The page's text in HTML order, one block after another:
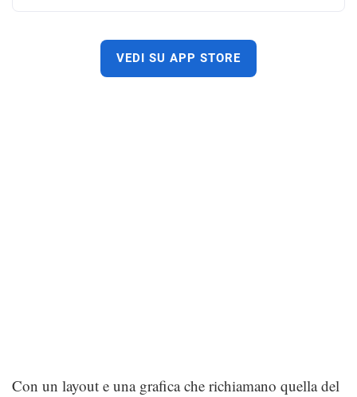
VEDI SU APP STORE
Con un layout e una grafica che richiamano quella del